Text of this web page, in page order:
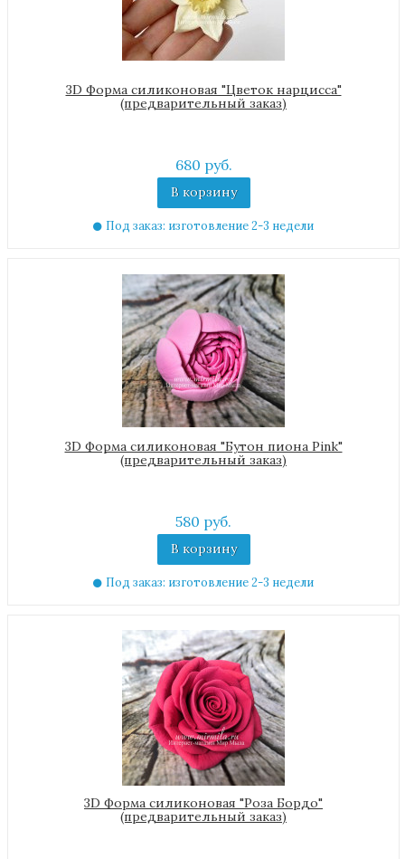
3D Форма силиконовая "Цветок нарцисса"
(предварительный заказ)
680 руб.
В корзину
Под заказ: изготовление 2-3 недели
3D Форма силиконовая "Бутон пиона Pink"
(предварительный заказ)
580 руб.
В корзину
Под заказ: изготовление 2-3 недели
3D Форма силиконовая "Роза Бордо"
(предварительный заказ)